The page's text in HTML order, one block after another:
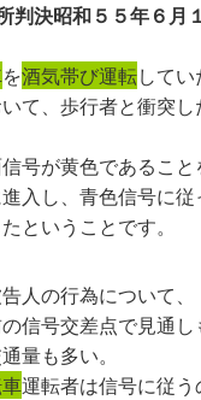
判決昭和５５年６月
を酒気帯び運転して
て、歩行者と衝突
号が黄色であること
入し、青色信号に
ということです。
人の行為について、
の信号交差点で見通
量も多い。
運転者は信号に従